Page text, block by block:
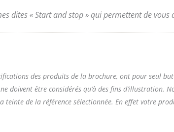
dites « Start and stop » qui permettent de
des produits de la brochure, ont pour seul
doivent être considérés qu’à des fins d’illustration.
de la référence sélectionnée. En effet votre